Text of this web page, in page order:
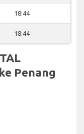
18:44
18:44
Penang